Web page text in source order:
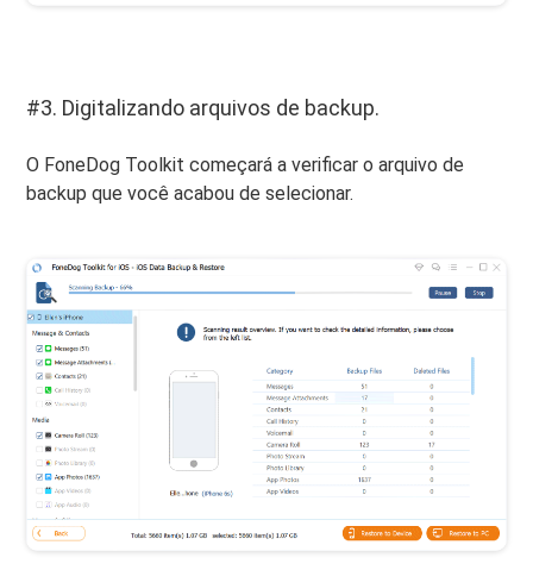
#3. Digitalizando arquivos de backup.
O FoneDog Toolkit começará a verificar o arquivo de
backup que você acabou de selecionar.